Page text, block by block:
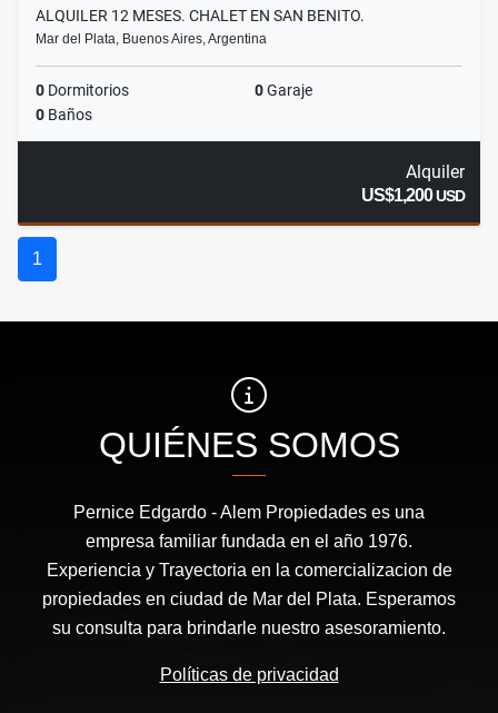
ALQUILER 12 MESES. CHALET EN SAN BENITO.
Mar del Plata, Buenos Aires, Argentina
0 Dormitorios 0Garaje
0 Baños
Alquiler
US$1,200USD
1
QUIÉNES SOMOS
Pernice Edgardo - Alem Propiedades es una
empresa familiar fundada en el año 1976.
Experiencia y Trayectoria en la comercializacion de
propiedades en ciudad de Mar del Plata. Esperamos
su consulta para brindarle nuestro asesoramiento.
Políticas de privacidad